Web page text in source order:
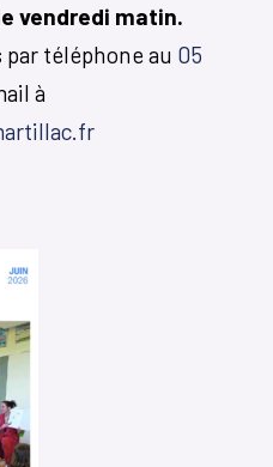
vendredi matin.
téléphone au 05
à